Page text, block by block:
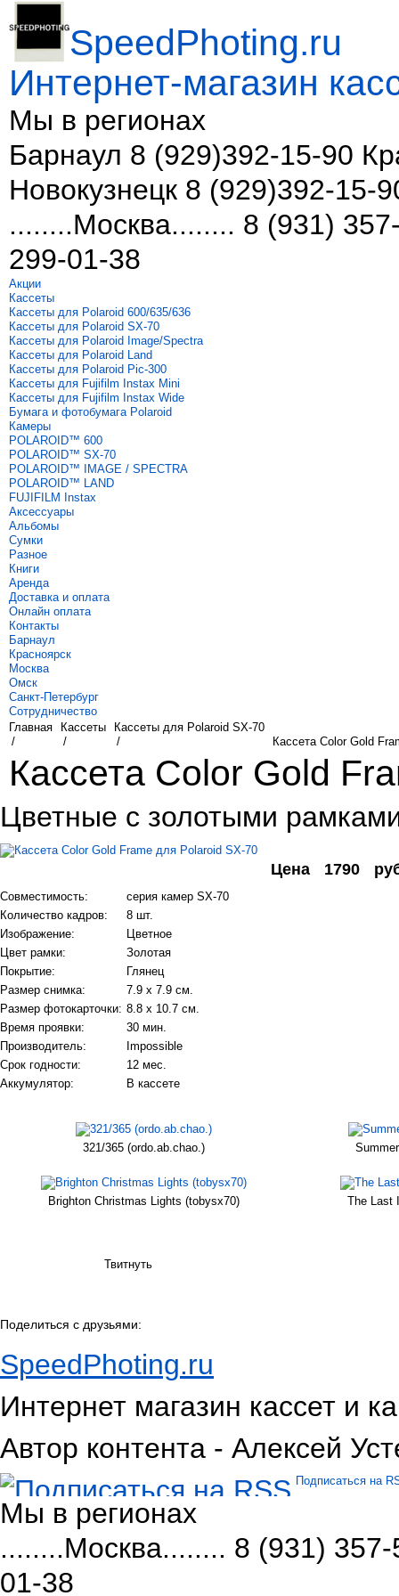
SpeedPhoting.ru
Интернет-магазин
Мы в регионах
Барнаул 8 (929)392-15-90
Новокузнецк 8 (929)392-15-
........Москва........ 8 (931)
299-01-38
Акции
Кассеты
Кассеты для Polaroid 600/635/636
Кассеты для Polaroid SX-70
Кассеты для Polaroid Image/Spectra
Кассеты для Polaroid Land
Кассеты для Polaroid Pic-300
Кассеты для Fujifilm Instax Mini
Кассеты для Fujifilm Instax Wide
Бумага и фотобумага Polaroid
Камеры
POLAROID™ 600
POLAROID™ SX-70
POLAROID™ IMAGE / SPECTRA
POLAROID™ LAND
FUJIFILM Instax
Аксессуары
Альбомы
Сумки
Разное
Книги
Аренда
Доставка и оплата
Онлайн оплата
Контакты
Барнаул
Красноярск
Москва
Омск
Санкт-Петербург
Сотрудничество
Главная
/
Кассеты
/
Кассеты для Polaroid SX-70
/
Кассета Color Gold
Кассета Color Gold
Цветные с золотыми
Цена 1790
Совместимость:
серия камер SX-70
Количество кадров:
8 шт.
Изображение:
Цветное
Цвет рамки:
Золотая
Покрытие:
Глянец
Размер снимка:
7.9 x 7.9 см.
Размер фотокарточки: 8.8 x 10.7 см.
Время проявки:
30 мин.
Производитель:
Impossible
Срок годности:
12 мес.
Аккумулятор:
В кассете
321/365 (ordo.ab.chao.)
Brighton Christmas Lights (tobysx70) The Last
Твитнуть
Поделиться с друзьями:
SpeedPhoting.ru
Интернет магазин кассет и
Автор контента - Алексей
Подписаться на
Мы в регионах
........Москва........ 8 (931)
01-38